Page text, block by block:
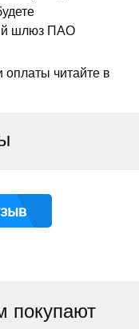
шлюз ПАО
оплаты читайте в
покупают